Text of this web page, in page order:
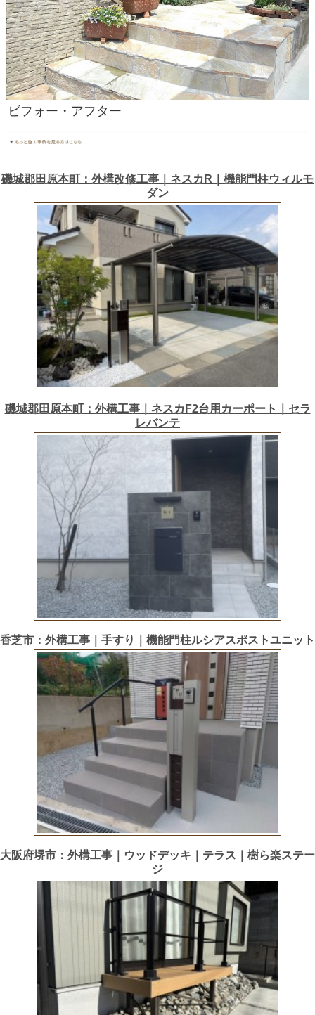
ビフォー・アフター
磯城郡田原本町：外構改修工事｜ネスカR｜機能門柱ウィルモ
ダン
磯城郡田原本町：外構工事｜ネスカF2台用カーポート｜セラ
レバンテ
香芝市：外構工事｜手すり｜機能門柱ルシアスポストユニット
大阪府堺市：外構工事｜ウッドデッキ｜テラス｜樹ら楽ステー
ジ